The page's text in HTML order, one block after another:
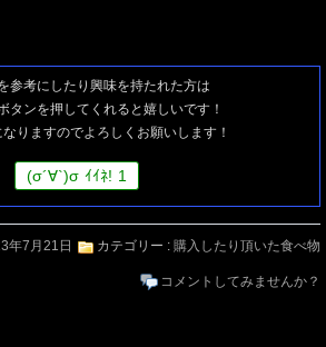
参考にしたり興味を持たれた方は
タンを押してくれると嬉しいです！
りますのでよろしくお願いします！
(σ´∀`)σ ｲｲﾈ! 1
年7月21日 カテゴリー : 購入したり頂いた食べ物
コメントしてみませんか？